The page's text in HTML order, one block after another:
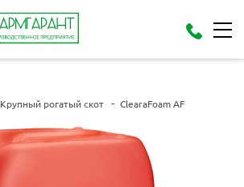
Крупный рогатый скот ClearaFoam AF